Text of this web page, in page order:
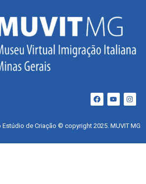
de Criação © copyright 2025. MUVIT MG